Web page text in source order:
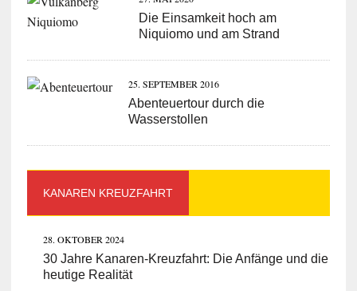
Die Einsamkeit hoch am
Niquiomo und am Strand
25. SEPTEMBER 2016
Abenteuertour durch die
Wasserstollen
KANAREN KREUZFAHRT
28. OKTOBER 2024
30 Jahre Kanaren-Kreuzfahrt: Die Anfänge und die
heutige Realität